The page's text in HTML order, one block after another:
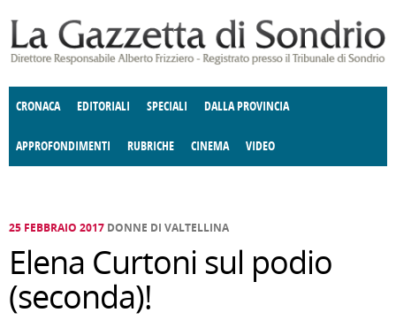
CRONACA EDITORIALI SPECIALI DALLA PROVINCIA
APPROFONDIMENTI
E SPETTACOLI POLITICA
RUBRICHE
DELLE IDEE FATTI DELLO SPIRITO CCCVA
CINEMA VIDEO
25 FEBBRAIO 2017 DONNE DI VALTELLINA
Elena Curtoni sul podio
(seconda)!